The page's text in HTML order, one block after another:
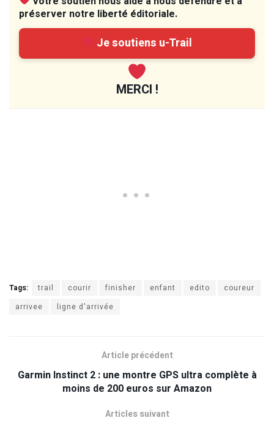
préserver notre liberté éditoriale.
Je soutiens u-Trail
MERCI !
Tags: trail courir finisher enfant edito
coureur
arrivee
ligne d'arrivée
Article précédent
Garmin Instinct 2 : une montre GPS ultra complète à
moins de 200 euros sur Amazon
Articles suivant